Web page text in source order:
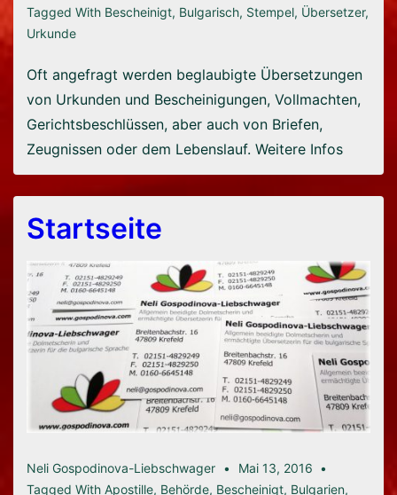
Tagged With Bescheinigt, Bulgarisch, Stempel, Übersetzer,
Urkunde
Oft angefragt werden beglaubigte Übersetzungen
von Urkunden und Bescheinigungen, Vollmachten,
Gerichtsbeschlüssen, aber auch von Briefen,
Zeugnissen oder dem Lebenslauf. Weitere Infos
Startseite
Neli Gospodinova-Liebschwager
Mai 13, 2016
Tagged With Apostille, Behörde, Bescheinigt, Bulgarien,